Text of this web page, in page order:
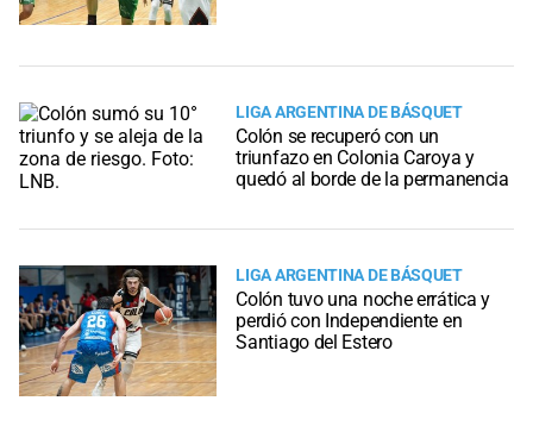
LIGA ARGENTINA DE BÁSQUET
Colón se recuperó con un
triunfazo en Colonia Caroya y
quedó al borde de la permanencia
LIGA ARGENTINA DE BÁSQUET
Colón tuvo una noche errática y
perdió con Independiente en
Santiago del Estero